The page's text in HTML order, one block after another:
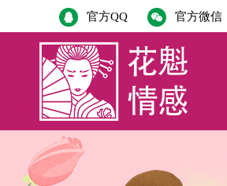
官方QQ 官方微信